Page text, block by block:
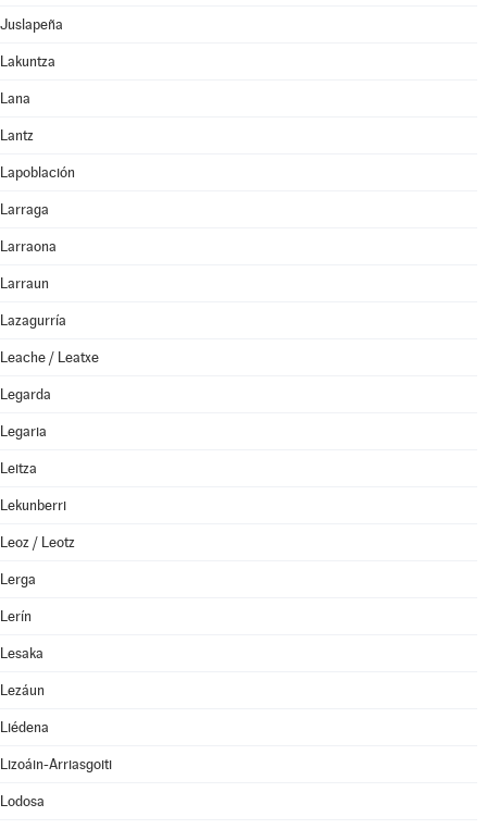
Juslapeña
Lakuntza
Lana
Lantz
Lapoblación
Larraga
Larraona
Larraun
Lazagurría
Leache / Leatxe
Legarda
Legaria
Leitza
Lekunberri
Leoz / Leotz
Lerga
Lerín
Lesaka
Lezáun
Liédena
Lizoáin-Arriasgoiti
Lodosa